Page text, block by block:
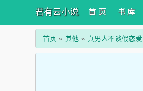
君有云小说 首 页 书 库
首页 其他 真男人不谈假恋爱